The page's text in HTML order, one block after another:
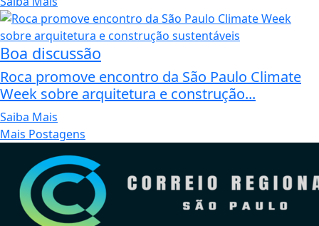
Boa discussão
Roca promove encontro da São Paulo Climate
Week sobre arquitetura e construção...
Saiba Mais
Mais Postagens